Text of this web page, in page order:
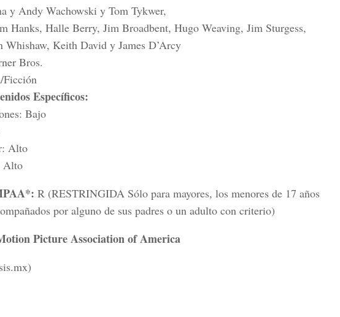
y Andy Wachowski y Tom Tykwer,
Hanks, Halle Berry, Jim Broadbent, Hugo Weaving, Jim Sturgess,
Whishaw, Keith David y James D’Arcy
Bros.
Ficción
Específicos:
Bajo
Alto
Alto
R (RESTRINGIDA Sólo para mayores, los menores de 17 años
por alguno de sus padres o un adulto con criterio)
Picture Association of America